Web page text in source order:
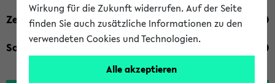
Zeiten
Sonstiges
Wirkung für die Zukunft widerrufen. Auf der Seite
finden Sie auch zusätzliche Informationen zu den
verwendeten Cookies und Technologien.
Alle akzeptieren